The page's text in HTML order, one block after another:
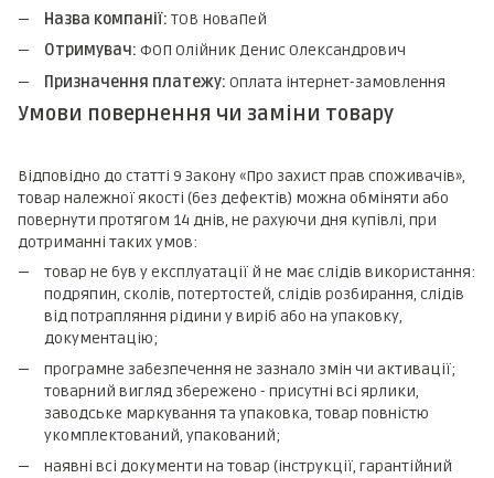
Назва компанії: ТОВ НоваПей
Отримувач: ФОП Олійник Денис Олександрович
Призначення платежу: Оплата інтернет-замовлення
Умови повернення чи заміни товару
Відповідно до статті 9 Закону «Про захист прав споживачів»,
товар належної якості (без дефектів) можна обміняти або
повернути протягом 14 днів, не рахуючи дня купівлі, при
дотриманні таких умов:
товар не був у експлуатації й не має слідів використання:
подряпин, сколів, потертостей, слідів розбирання, слідів
від потрапляння рідини у виріб або на упаковку,
документацію;
програмне забезпечення не зазнало змін чи активації;
товарний вигляд збережено - присутні всі ярлики,
заводське маркування та упаковка, товар повністю
укомплектований, упакований;
наявні всі документи на товар (інструкції, гарантійний